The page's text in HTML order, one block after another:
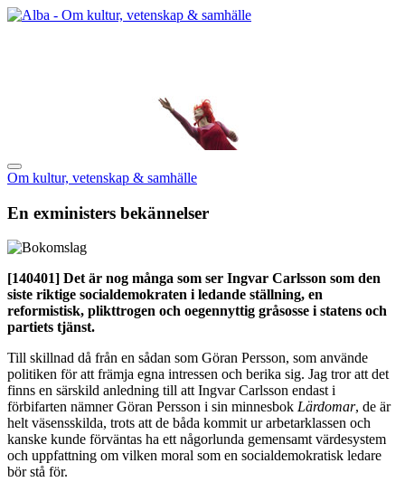
Om kultur, vetenskap & samhälle
En exministers bekännelser
[140401] Det är nog många som ser Ingvar Carlsson som den
siste riktige socialdemokraten i ledande ställning, en
reformistisk, plikttrogen och oegennyttig gråsosse i statens och
partiets tjänst.
Till skillnad då från en sådan som Göran Persson, som använde
politiken för att främja egna intressen och berika sig. Jag tror att det
finns en särskild anledning till att Ingvar Carlsson endast i
förbifarten nämner Göran Persson i sin minnesbok Lärdomar, de är
helt väsensskilda, trots att de båda kommit ur arbetarklassen och
kanske kunde förväntas ha ett någorlunda gemensamt värdesystem
och uppfattning om vilken moral som en socialdemokratisk ledare
bör stå för.